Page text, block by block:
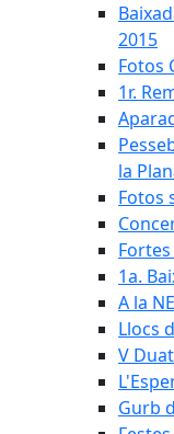
2015
Fotos
1r.
la
Fotos
1a.
A la
Llocs
V
Gurb